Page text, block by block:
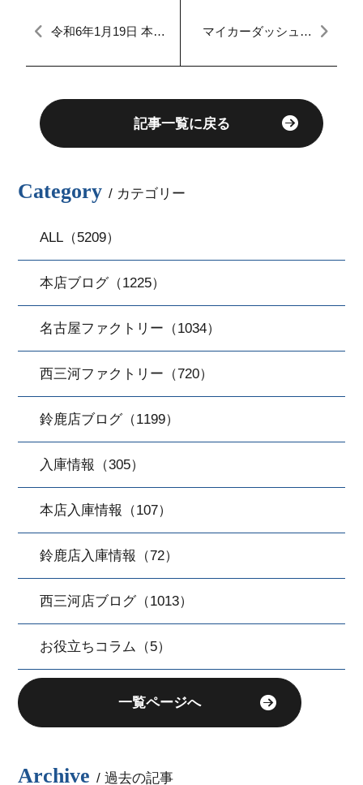
令和6年1月19日 本日
マイカーダッシュ名
る中古車販売店
記事一覧に戻る
Category / カテゴリー
ALL（5209）
本店ブログ（1225）
名古屋ファクトリー（1034）
西三河ファクトリー（720）
鈴鹿店ブログ（1199）
入庫情報（305）
本店入庫情報（107）
鈴鹿店入庫情報（72）
西三河店ブログ（1013）
お役立ちコラム（5）
一覧ページへ
Archive / 過去の記事